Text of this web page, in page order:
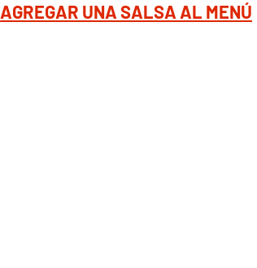
AGREGAR UNA SALSA AL MENÚ